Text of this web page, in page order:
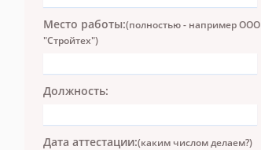
Место работы:(полностью - например ООО
"Стройтех")
Должность:
Дата аттестации:(каким числом делаем?)